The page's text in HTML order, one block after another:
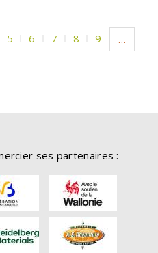
Page
5 Page
6 Page
7 Page
8 Page
9
…
ses partenaires :